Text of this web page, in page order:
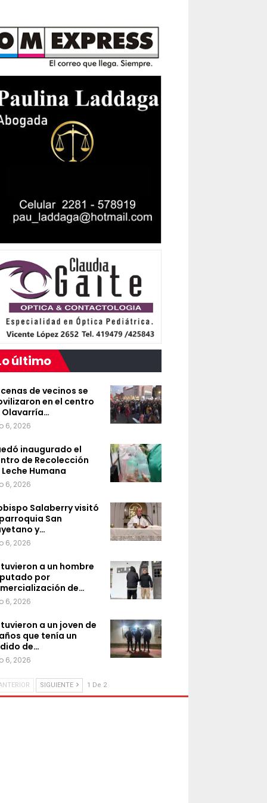
último
de vecinos se
en el centro
Olavarría…
6, 2026
inaugurado el
de Recolección
Humana
6, 2026
Salaberry visitó
San
y…
6, 2026
a un hombre
por
de…
6, 2026
a un joven de
que tenía un
de…
6, 2026
SIGUIENTE 1 De 2